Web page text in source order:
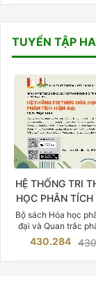
TUYỂN TẬP
HỆ THỐNG TRI
HỌC PHÂN
Bộ sách Hóa học
đại và Quan trắc
trường của Cố Giáo
Phạm Luận là một
430.284